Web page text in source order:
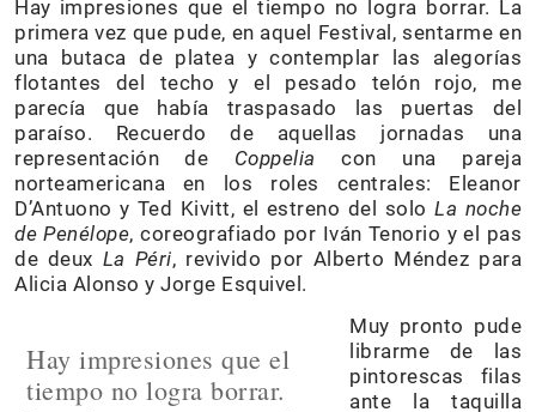
Hay impresiones que el tiempo no logra borrar. La
primera vez que pude, en aquel Festival, sentarme en
una butaca de platea y contemplar las alegorías
flotantes del techo y el pesado telón rojo, me
parecía que había traspasado las puertas del
paraíso. Recuerdo de aquellas jornadas una
representación de Coppelia con una pareja
norteamericana en los roles centrales: Eleanor
D’Antuono y Ted Kivitt, el estreno del soloLa noche
de Penélope, coreografiado por Iván Tenorio y el pas
de deux La Péri, revivido por Alberto Méndez para
Alicia Alonso y Jorge Esquivel.
Hay impresiones que el
tiempo no logra borrar.
Muy pronto pude
librarme de las
pintorescas filas
ante la taquilla